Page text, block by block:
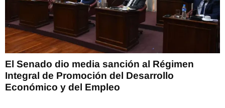
El Senado dio media sanción al Régimen
Integral de Promoción del Desarrollo
Económico y del Empleo